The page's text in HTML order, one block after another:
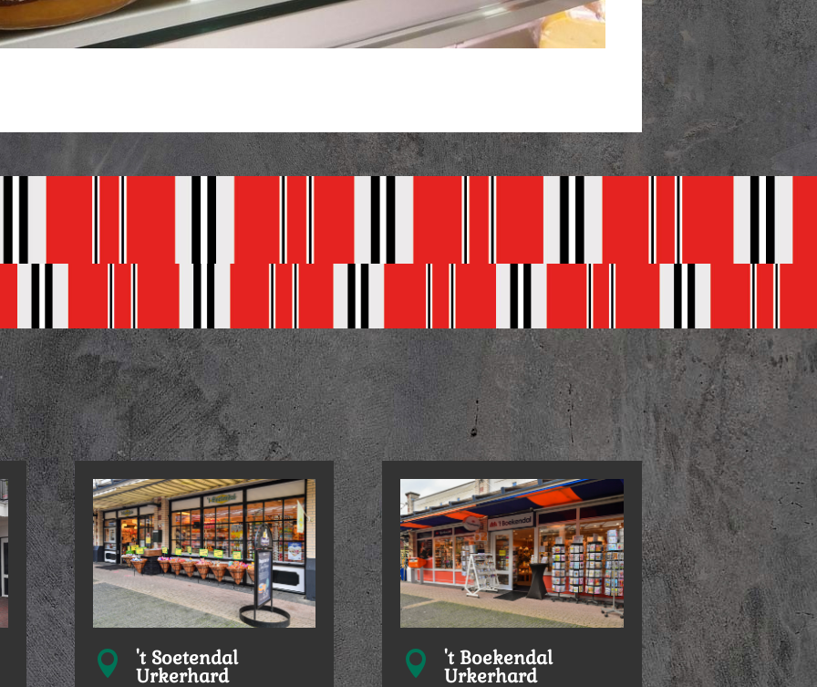
 't Soetendal
Urkerhard  't Boekendal
Urkerhard